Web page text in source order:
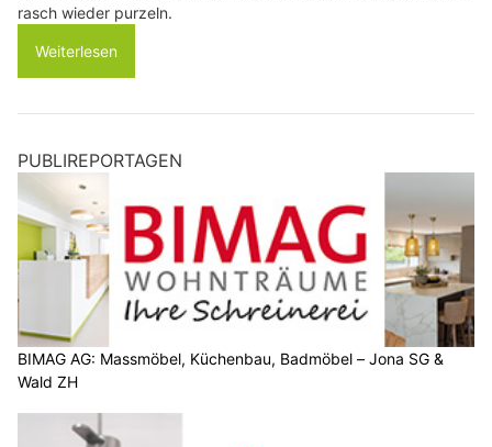
rasch wieder purzeln.
Weiterlesen
PUBLIREPORTAGEN
BIMAG AG: Massmöbel, Küchenbau, Badmöbel – Jona SG &
Wald ZH